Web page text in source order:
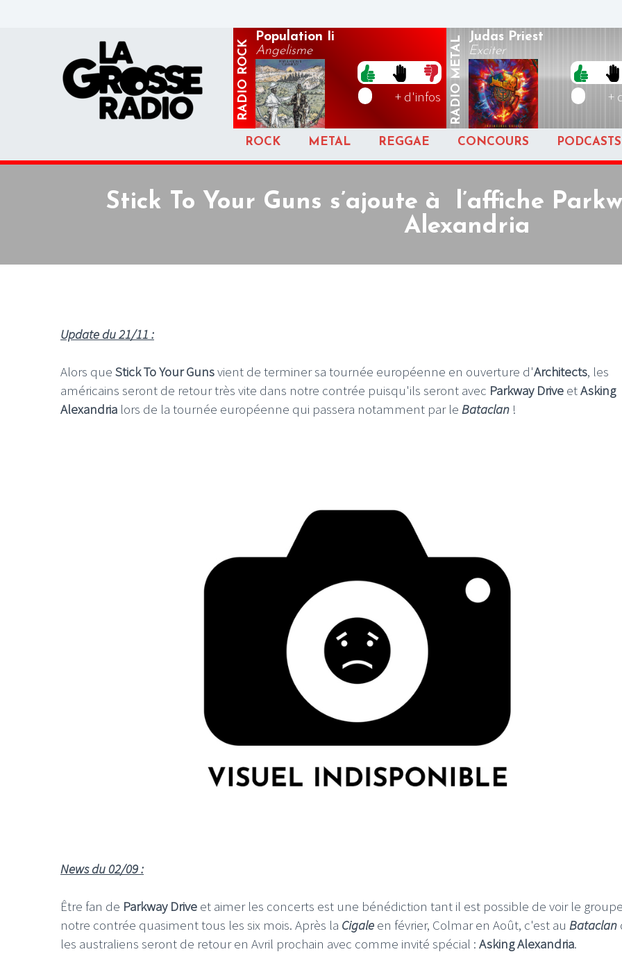
RADIO
ROCK
Population Ii
Angelisme
+ d'infos RADIO
METAL Judas Priest
Exciter
+
ROCK METAL REGGAE CONCOURS PODCASTS
Stick To Your Guns s’ajoute à l’affiche
Alexandria
Update du 21/11 :
Alors que Stick To Your Gunsvient de terminer sa tournée européenne en ouverture d'Architects, les
américains seront de retour très vite dans notre contrée puisqu'ils seront avec Parkway Drive etAsking
Alexandria lors de la tournée européenne qui passera notamment par le Bataclan !
News du 02/09 :
Être fan de Parkway Drive et aimer les concerts est une bénédiction tant il est possible de voir le
notre contrée quasiment tous les six mois. Après la Cigale en février, Colmar en Août, c'est au Bataclan
les australiens seront de retour en Avril prochain avec comme invité spécial : Asking Alexandria.